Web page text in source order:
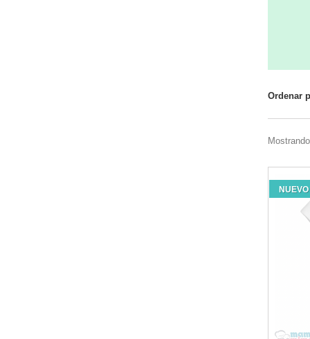
Ordenar
NUEVO